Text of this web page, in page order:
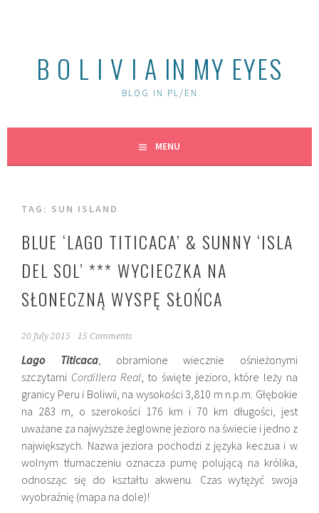
B O L I V I A IN MY EYES
BLOG IN PL/EN
MENU
TAG: SUN ISLAND
BLUE ‘LAGO TITICACA’ & SUNNY ‘ISLA
DEL SOL’ *** WYCIECZKA NA
SŁONECZNĄ WYSPĘ SŁOŃCA
20 July 2015 15 Comments
Lago Titicaca, obramione wiecznie ośnieżonymi
szczytami Cordillera Real, to święte jezioro, które leży na
granicy Peru i Boliwii, na wysokości 3,810 m n.p.m. Głębokie
na 283 m, o szerokości 176 km i 70 km długości, jest
uważane za najwyższe żeglowne jezioro na świecie i jedno z
największych. Nazwa jeziora pochodzi z języka keczua i w
wolnym tłumaczeniu oznacza pumę polującą na królika,
odnosząc się do kształtu akwenu. Czas wytężyć swoja
wyobraźnię (mapa na dole)!